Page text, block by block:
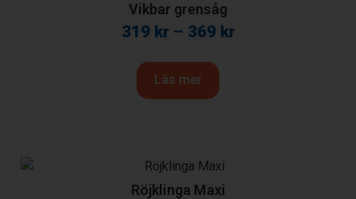
Vikbar grensåg
319 kr– 369 kr
Läs mer
Röjklinga Maxi